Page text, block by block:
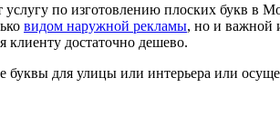
по изготовлению плоских букв в
видом наружной рекламы, но и важной
клиенту достаточно дешево.
буквы для улицы или интерьера или